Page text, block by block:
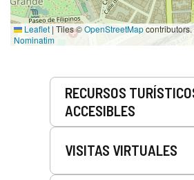
Leaflet | Tiles ©OpenStreetMap
Nominatim
RECURSOS
ACCESIBLES
VISITAS VIRTUALES